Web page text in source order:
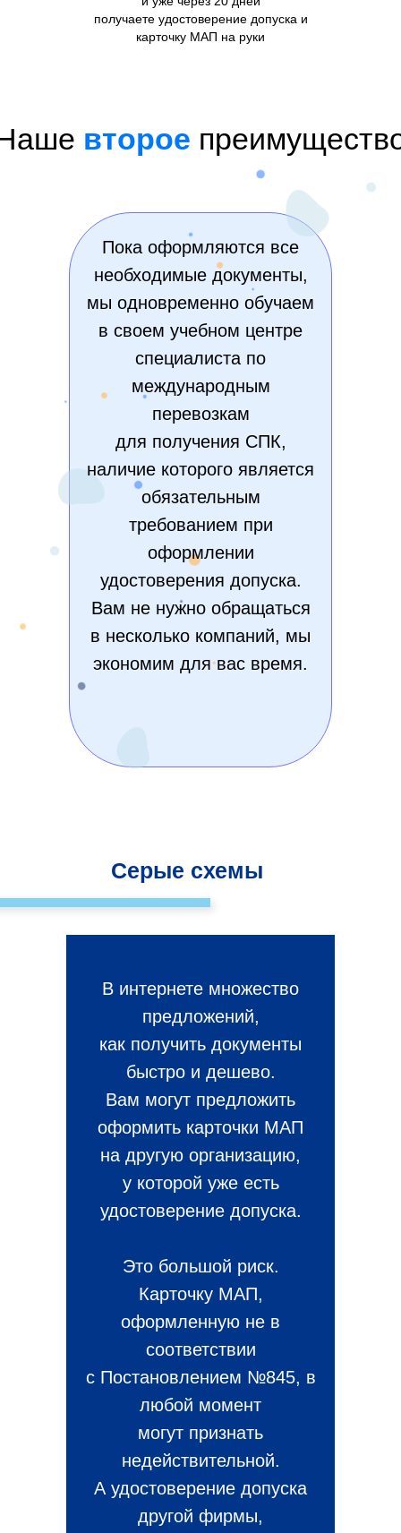
получаете удостоверение допуска и
карточку МАП на руки
Пока оформляются все
необходимые документы,
мы одновременно обучаем
в своем учебном центре
специалиста по
международным
перевозкам
для получения СПК,
наличие которого является
обязательным
требованием при
оформлении
удостоверения допуска.
Вам не нужно обращаться
в несколько компаний, мы
экономим для вас время.
второе
В интернете множество
предложений,
как получить документы
быстро и дешево.
Вам могут предложить
оформить карточки МАП
на другую организацию,
у которой уже есть
удостоверение допуска.
Это большой риск.
Карточку МАП,
оформленную не в
соответствии
с Постановлением №845, в
любой момент
могут признать
недействительной.
А удостоверение допуска
другой фирмы,
Серые схемы